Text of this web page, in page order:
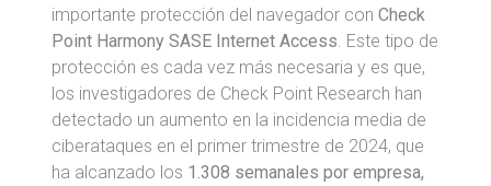
importante protección del navegador conCheck
Point Harmony SASE Internet Access. Este tipo de
protección es cada vez más necesaria y es que,
los investigadores de Check Point Research han
detectado un aumento en la incidencia media de
ciberataques en el primer trimestre de 2024, que
ha alcanzado los 1.308 semanales por empresa,